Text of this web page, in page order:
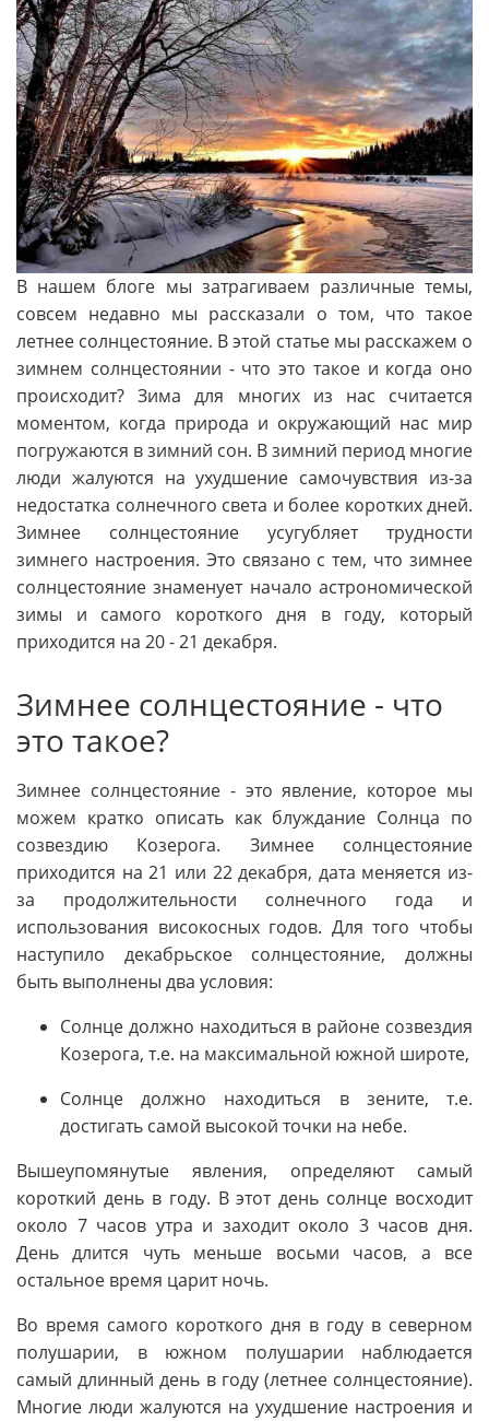
В нашем блоге мы затрагиваем различные темы,
совсем недавно мы рассказали о том, что такое
летнее солнцестояние. В этой статье мы расскажем о
зимнем солнцестоянии - что это такое и когда оно
происходит? Зима для многих из нас считается
моментом, когда природа и окружающий нас мир
погружаются в зимний сон. В зимний период многие
люди жалуются на ухудшение самочувствия из-за
недостатка солнечного света и более коротких дней.
Зимнее солнцестояние усугубляет трудности
зимнего настроения. Это связано с тем, что зимнее
солнцестояние знаменует начало астрономической
зимы и самого короткого дня в году, который
приходится на 20 - 21 декабря.
Зимнее солнцестояние - что
это такое?
Зимнее солнцестояние - это явление, которое мы
можем кратко описать как блуждание Солнца по
созвездию Козерога. Зимнее солнцестояние
приходится на 21 или 22 декабря, дата меняется из-
за продолжительности солнечного года и
использования високосных годов. Для того чтобы
наступило декабрьское солнцестояние, должны
быть выполнены два условия:
Солнце должно находиться в районе созвездия
Козерога, т.е. на максимальной южной широте,
Солнце должно находиться в зените, т.е.
достигать самой высокой точки на небе.
Вышеупомянутые явления, определяют самый
короткий день в году. В этот день солнце восходит
около 7 часов утра и заходит около 3 часов дня.
День длится чуть меньше восьми часов, а все
остальное время царит ночь.
Во время самого короткого дня в году в северном
полушарии, в южном полушарии наблюдается
самый длинный день в году (летнее солнцестояние).
Многие люди жалуются на ухудшение настроения и